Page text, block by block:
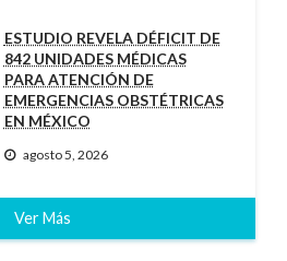
ESTUDIO REVELA DÉFICIT DE
842 UNIDADES MÉDICAS
PARA ATENCIÓN DE
EMERGENCIAS OBSTÉTRICAS
EN MÉXICO
agosto 5, 2026
Ver Más